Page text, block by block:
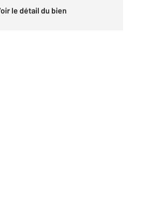
Voir le détail du bien